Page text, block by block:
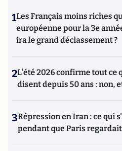
1Les Français moins riches
européenne pour la 3e
ira le grand déclassement ?
2L’été 2026 confirme tout ce
disent depuis 50 ans : non,
3Répression en Iran : ce qui
pendant que Paris